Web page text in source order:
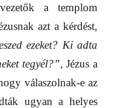
a templom
azt a kérdést,
ezeket? Ki adta
tegyél?”, Jézus a
válaszolnak-e az
ugyan a helyes